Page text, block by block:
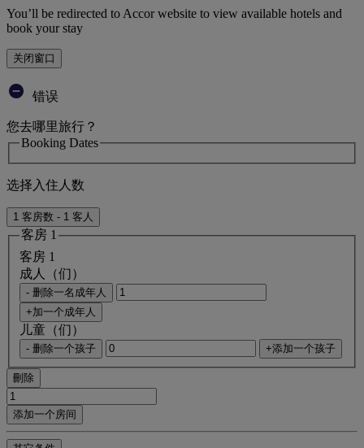
You’ll be redirected to Accor website to view available hotels and
book your stay
关闭窗口
错误
您去哪里旅行？
Booking Dates
选择入住人数
1 客房数 - 1 客人
客房 1
客房 1
成人（们）
- 删除一名成年人
+加一个成年人
儿童（们）
- 删除一个孩子 +添加一个孩子
刪除
添加一个房间